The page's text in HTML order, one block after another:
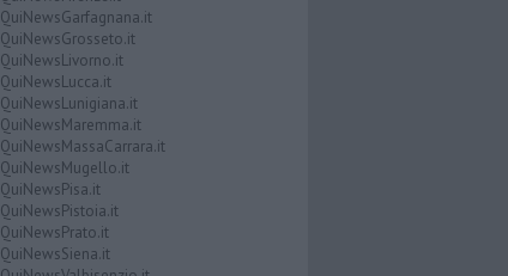
QuiNewsGarfagnana.it
QuiNewsGrosseto.it
QuiNewsLivorno.it
QuiNewsLucca.it
QuiNewsLunigiana.it
QuiNewsMaremma.it
QuiNewsMassaCarrara.it
QuiNewsMugello.it
QuiNewsPisa.it
QuiNewsPistoia.it
QuiNewsPrato.it
QuiNewsSiena.it